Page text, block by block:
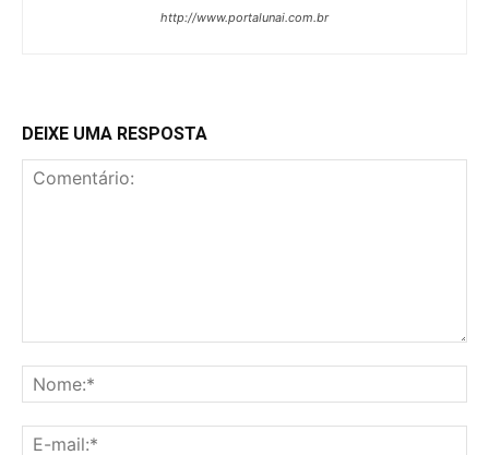
http://www.portalunai.com.br
DEIXE UMA RESPOSTA